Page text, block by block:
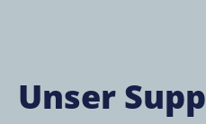
Unser